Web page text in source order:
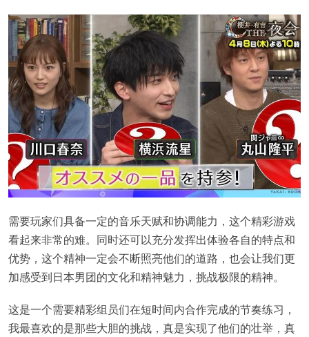
需要玩家们具备一定的音乐天赋和协调能力，这个精彩游戏
看起来非常的难。同时还可以充分发挥出体验各自的特点和
优势，这个精神一定会不断照亮他们的道路，也会让我们更
加感受到日本男团的文化和精神魅力，挑战极限的精神。
这是一个需要精彩组员们在短时间内合作完成的节奏练习，
我最喜欢的是那些大胆的挑战，真是实现了他们的壮举，真